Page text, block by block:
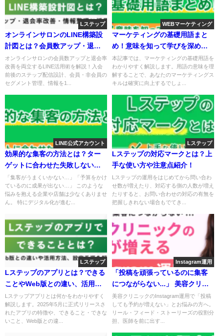
Lステップ
オンラインサロンのLINE構築設
計図とは？会員数アップ・退会
率改善・情報整理に活用する方
法
オンラインサロンの会員数アップと退会
率改善を両立するLINE活用術を解説！入
会前後のステップ配信設計、会員・非会
WEBマーケティング
マーケティングの基礎用語まと
め！意味を知って学びを深めよ
う
本記事では、マーケティングの基礎用語
をわかりやすく解説します。用語の意味
を理解することで、あなたのマーケティ
LINE公式アカウント
効果的な集客の方法とは？ター
イント紹介！
「集客がうまくいかない…」「予算をか
けているのに成果が出ない…」 このよう
な悩みを抱える企業や店舗は少なくあり
Lステップ
Lステップの対応マークとは？
Lステップの運用をはじめてから問い合
わせ数が増えたり、対応する側の人数が
増えたりすると、お問い合わせの対応の
Lステップ
Lステップのアプリとは？でき
ることやWeb版との違い、活用
方法を解説
Lステップアプリとは何かをわかりやす
く解説します。2025年5月に正式リリー
スされたアプリの特徴や、できること・
Instagram運用
「投稿を頑張っているのに集客
につながらない...」 美容クリニ
ックの予約が増えるInstagram
運用法とは？
美容クリニックのInstagram運用で「投
稿しても予約が増えない」とお悩みの方
へ。リール・フィード・ストーリーズの